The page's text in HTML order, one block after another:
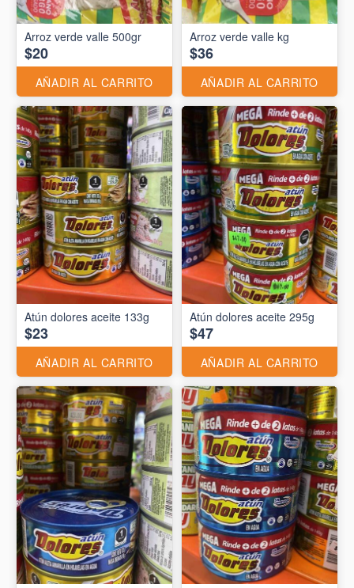
Arroz verde valle 500gr
$20
AÑADIR AL CARRITO
Arroz verde valle kg
$36
AÑADIR AL CARRITO
Atún dolores aceite 133g
$23
AÑADIR AL CARRITO
Atún dolores aceite 295g
$47
AÑADIR AL CARRITO